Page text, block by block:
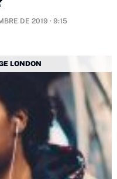
DE 2019 · 9:15
LONDON